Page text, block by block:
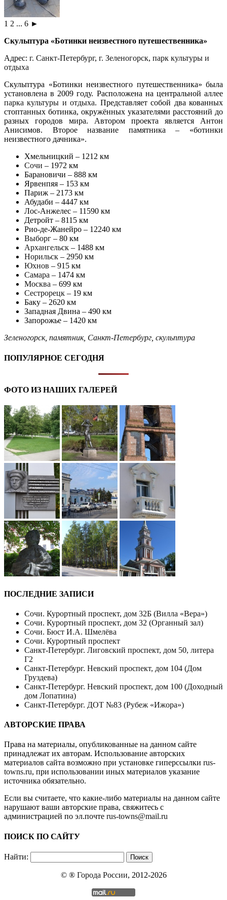
1 2 ... 6 ►
Скульптура «Ботинки неизвестного путешественника»
Адрес: г. Санкт-Петербург, г. Зеленогорск, парк культуры и
отдыха
Скульптура «Ботинки неизвестного путешественника» была
установлена в 2009 году. Расположена на центральной аллее
парка культуры и отдыха. Представляет собой два кованных
стоптанных ботинка, окружённых указателями расстояний до
разных городов мира. Автором проекта является Антон
Анисимов. Второе название памятника – «ботинки
неизвестного дачника».
Хмельницкий – 1212 км
Сочи – 1972 км
Барановичи – 888 км
Ярвенпяя – 153 км
Париж – 2173 км
Абудаби – 4447 км
Лос-Анжелес – 11590 км
Детройт – 8115 км
Рио-де-Жанейро – 12240 км
Выборг – 80 км
Архангельск – 1488 км
Норильск – 2950 км
Юхнов – 915 км
Самара – 1474 км
Москва – 699 км
Сестрорецк – 19 км
Баку – 2620 км
Западная Двина – 490 км
Запорожье – 1420 км
Зеленогорск, памятник, Санкт-Петербург скульптура
ПОПУЛЯРНОЕ СЕГОДНЯ
ФОТО ИЗ НАШИХ ГАЛЕРЕЙ
ПОСЛЕДНИЕ ЗАПИСИ
Сочи. Курортный проспект, дом 32Б (Вилла «Вера»)
Сочи. Курортный проспект, дом 32 (Органный зал)
Сочи. Бюст И.А. Шмелёва
Сочи. Курортный проспект
Санкт-Петербург. Лиговский проспект, дом 50, литера
Г2
Санкт-Петербург. Невский проспект, дом 104 (Дом
Груздева)
Санкт-Петербург. Невский проспект, дом 100 (Доходный
дом Лопатина)
Санкт-Петербург. ДОТ №83 (Рубеж «Ижора»)
АВТОРСКИЕ ПРАВА
Права на материалы, опубликованные на данном сайте
принадлежат их авторам. Использование авторских
материалов сайта возможно при установке гиперссылки rus-
towns.ru, при использовании иных материалов указание
источника обязательно.
Если вы считаете, что какие-либо материалы на данном сайте
нарушают ваши авторские права, свяжитесь с
администрацией по эл.почте rus-towns@mail.ru
ПОИСК ПО САЙТУ
Найти:
© ® Города России, 2012-2026